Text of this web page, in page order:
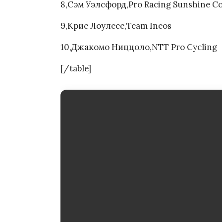
8,Сэм Уэлсфорд,Pro Racing Sunshine
9,Крис Лоулесс,Team Ineos
10,Джакомо Ниццоло,NTT Pro Cycling
[/table]